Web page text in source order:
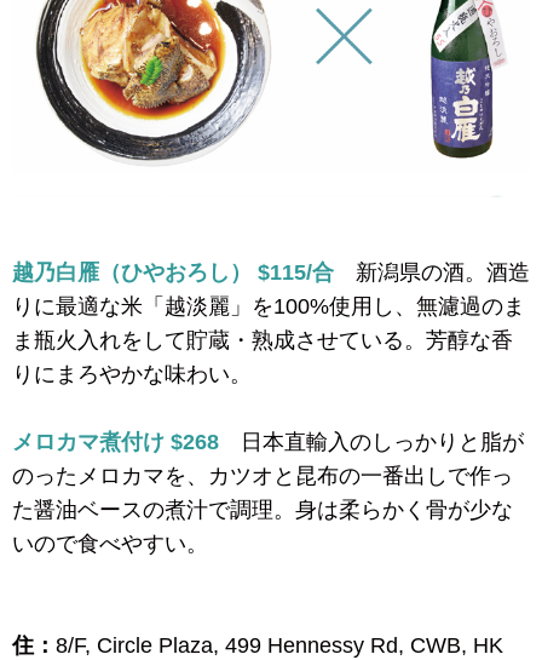
越乃白雁（ひやおろし） $115/合 新潟県の酒。酒造
りに最適な米「越淡麗」を100%使用し、無濾過のま
ま瓶火入れをして貯蔵・熟成させている。芳醇な香
りにまろやかな味わい。
メロカマ煮付け $268 日本直輸入のしっかりと脂が
のったメロカマを、カツオと昆布の一番出しで作っ
た醤油ベースの煮汁で調理。身は柔らかく骨が少な
いので食べやすい。
住： 8/F, Circle Plaza, 499 Hennessy Rd, CWB, HK